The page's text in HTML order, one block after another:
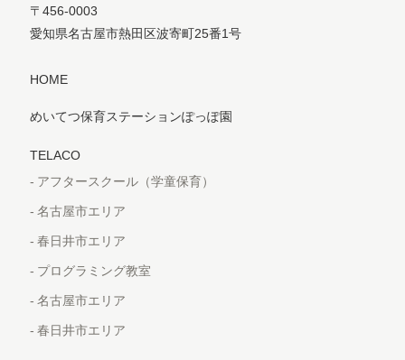
〒456-0003
愛知県名古屋市熱田区波寄町25番1号
HOME
めいてつ保育ステーションぽっぽ園
TELACO
アフタースクール（学童保育）
名古屋市エリア
春日井市エリア
プログラミング教室
名古屋市エリア
春日井市エリア